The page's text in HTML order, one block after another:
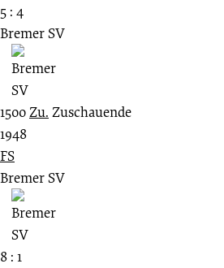
5 : 4
Bremer SV
1500 Zu. Zuschauende
1948
FS
Bremer SV
8 : 1